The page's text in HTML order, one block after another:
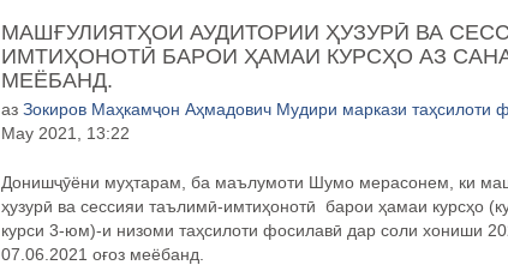
МАШҒУЛИЯТҲОИ АУДИТОРИИ ҲУЗУРӢ ВА
ИМТИҲОНОТӢ БАРОИ ҲАМАИ КУРСҲО АЗ
МЕЁБАНД.
аз Зокиров Маҳкамҷон Аҳмадович Мудири маркази таҳсилоти
May 2021, 13:22
Донишҷӯёни муҳтарам, ба маълумоти Шумо мерасонем, ки м
ҳузурӣ ва сессияи таълимӣ-имтиҳонотӣ барои ҳамаи курсҳо
курси 3-юм)-и низоми таҳсилоти фосилавӣ дар соли хониши
07.06.2021 оғоз меёбанд.